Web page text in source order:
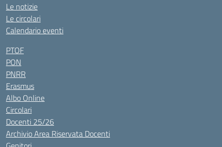
Le notizie
Le circolari
Calendario eventi
PTOF
PON
PNRR
Erasmus
Albo Online
Circolari
Docenti 25/26
Archivio Area Riservata Docenti